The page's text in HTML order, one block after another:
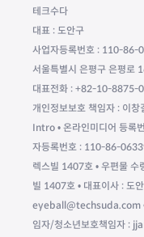
테크수다
대표 : 도안구
사업자등록번호 : 110-86-
서울특별시 은평구 은평로
대표전화 : +82-10-8875-
개인정보보호 책임자 : 이창
Intro • 온라인미디어 등록
자등록번호 : 110-86-
렉스빌 1407호 • 우편물 수
빌 1407호 • 대표이사 : 도
eyeball@techsuda.com
임자/청소년보호책임자 :